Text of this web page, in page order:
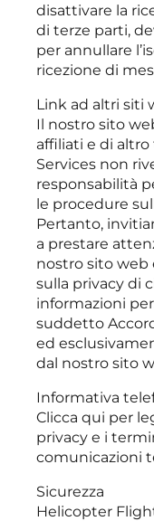
disattivare la
di terze parti,
per annullare
ricezione di
Link ad altri siti
Il nostro sito
affiliati e di
Services non
responsabilità
le procedure
Pertanto,
a prestare
nostro sito web
sulla privacy di
informazioni
suddetto
ed
dal nostro sito
Informativa
Clicca qui per
privacy e i
comunicazioni
Sicurezza
Helicopter